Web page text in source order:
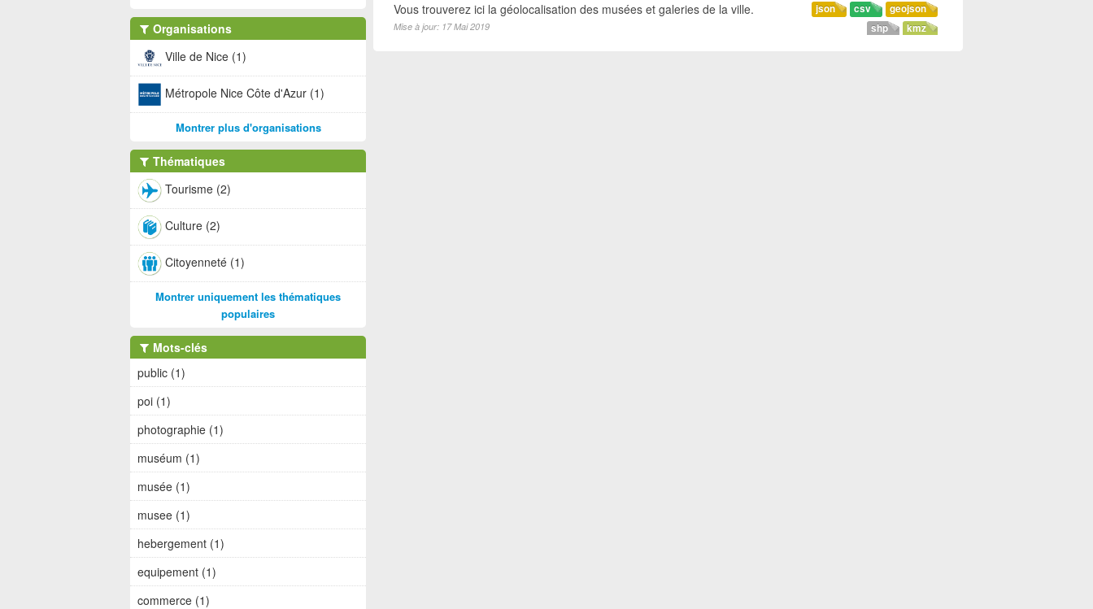
geojson
csv
json
kmz
shp
Vous trouverez ici la géolocalisation des musées et galeries de la ville.
Mise à jour: 17 Mai 2019
Organisations
Ville de Nice (1)
Métropole Nice Côte d'Azur (1)
Montrer plus d'organisations
Thématiques
Tourisme (2)
Culture (2)
Citoyenneté (1)
Montrer uniquement les thématiques
populaires
Mots-clés
public (1)
poi (1)
photographie (1)
muséum (1)
musée (1)
musee (1)
hebergement (1)
equipement (1)
commerce (1)